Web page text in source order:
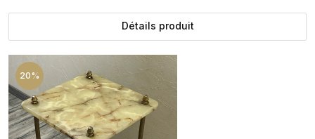
Détails produit
20%